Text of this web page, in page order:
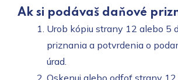
Ak si podávaš daňové
Urob kópiu strany 12 alebo 5
priznania a potvrdenia o
úrad.
Oskenuj alebo odfoť strany